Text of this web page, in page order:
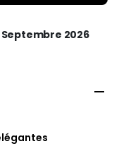
Septembre 2026
